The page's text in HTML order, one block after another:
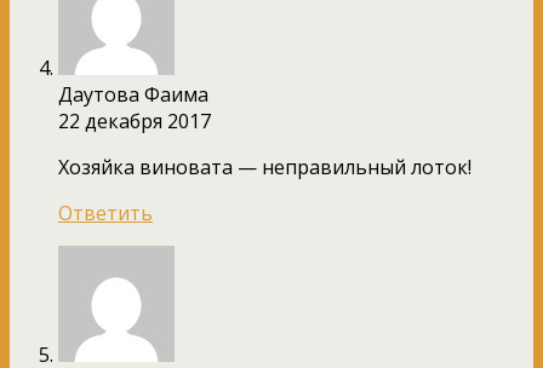
Даутова Фаима
22 декабря 2017
Хозяйка виновата — неправильный лоток!
Ответить